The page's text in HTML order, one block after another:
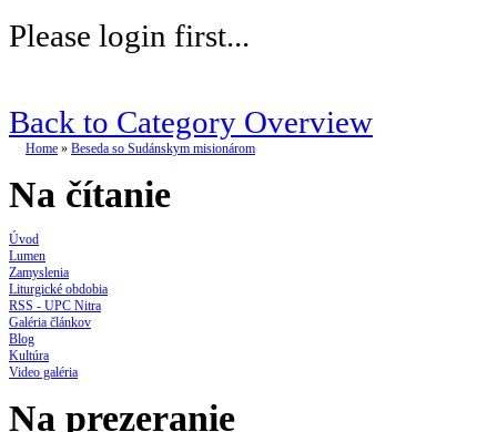
Please login first...
Back to Category Overview
Home » Beseda so Sudánskym misionárom
Na čítanie
Úvod
Lumen
Zamyslenia
Liturgické obdobia
RSS - UPC Nitra
Galéria článkov
Blog
Kultúra
Video galéria
Na prezeranie